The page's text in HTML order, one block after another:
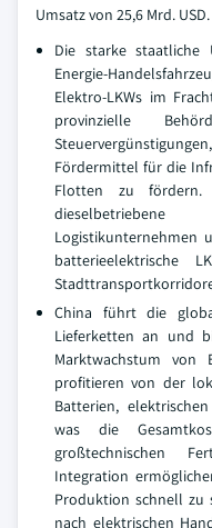
Umsatz von 25,6 Mrd. USD.
Die starke staatliche
Energie-
Elektro-LKWs im
provinzielle
Fördermittel für die
Flotten zu fördern.
dieselbetriebene
Logistikunternehmen
batterieelektrische
China führt die
Lieferketten an und
Marktwachstum von
profitieren von der
Batterien,
was die
großtechnischen
Integration
Produktion schnell zu
nach elektrischen